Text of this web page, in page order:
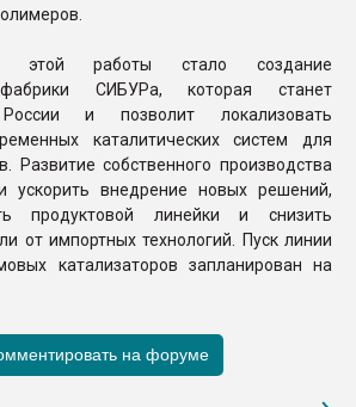
этой работы стало создание
фабрики СИБУРа, которая станет
и позволит локализовать
каталитических систем для
Развитие собственного производства
ускорить внедрение новых решений,
продуктовой линейки и снизить
от импортных технологий. Пуск линии
катализаторов запланирован на